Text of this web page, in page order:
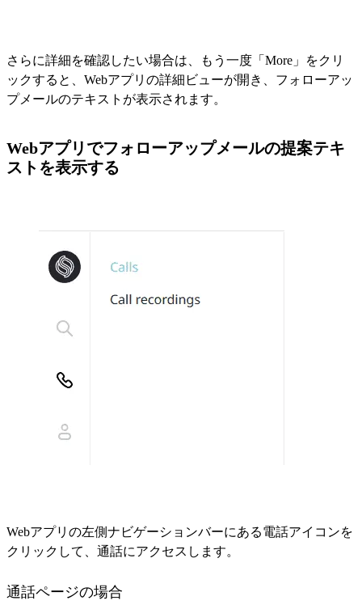
さらに詳細を確認したい場合は、もう一度「More」をクリ
ックすると、Webアプリの詳細ビューが開き、フォローアッ
プメールのテキストが表示されます。
Webアプリでフォローアップメールの提案テキ
ストを表示する
Webアプリの左側ナビゲーションバーにある電話アイコンを
クリックして、通話にアクセスします。
通話ページの場合